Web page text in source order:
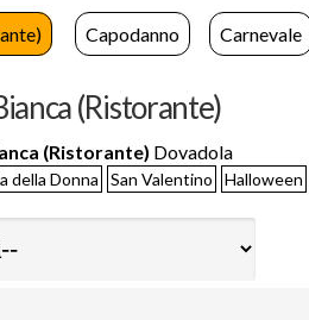
Capodanno Carnevale
(Ristorante)
(Ristorante) Dovadola
della Donna San Valentino Halloween